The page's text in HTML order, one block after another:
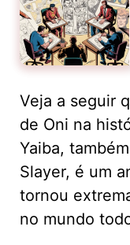
Veja a seguir
de Oni na
Yaiba,
Slayer, é um
tornou
no mundo